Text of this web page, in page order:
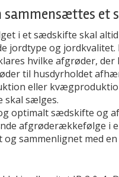
sammensættes et
i et sædskifte skal
jordtype og
hvilke afgrøder,
til husdyrholdet
eller
skal sælges.
optimalt sædskifte og
afgrøderækkefølge i
sammenlignet med